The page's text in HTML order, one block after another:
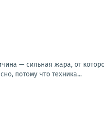
— сильная жара, от
потому что техника...